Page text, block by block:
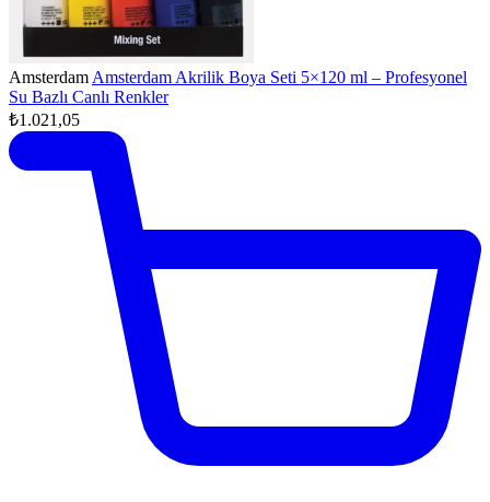
Amsterdam Amsterdam Akrilik Boya Seti 5×120 ml – Profesyonel
Su Bazlı Canlı Renkler
₺1.021,05